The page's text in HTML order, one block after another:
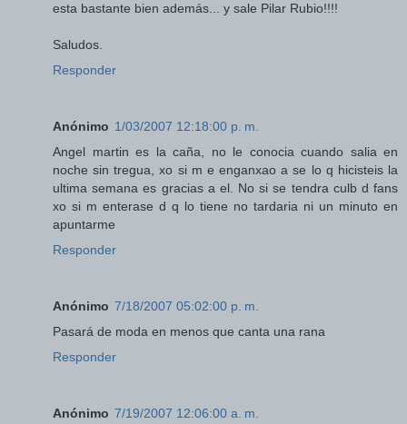
esta bastante bien además... y sale Pilar Rubio!!!!
Saludos.
Responder
Anónimo 1/03/2007 12:18:00 p. m.
Angel martin es la caña, no le conocia cuando salia en
noche sin tregua, xo si m e enganxao a se lo q hicisteis la
ultima semana es gracias a el. No si se tendra culb d fans
xo si m enterase d q lo tiene no tardaria ni un minuto en
apuntarme
Responder
Anónimo 7/18/2007 05:02:00 p. m.
Pasará de moda en menos que canta una rana
Responder
Anónimo 7/19/2007 12:06:00 a. m.